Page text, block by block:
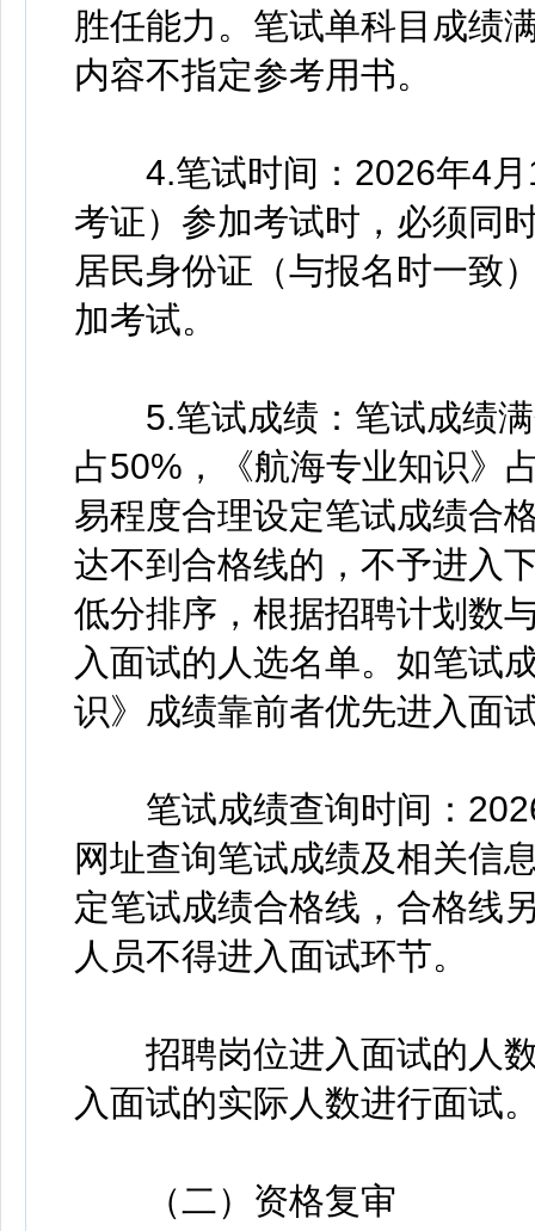
胜任能力。笔试单科目成绩
内容不指定参考用书。
4.笔试时间：2026年4月
考证）参加考试时，必须同
居民身份证（与报名时一致
加考试。
5.笔试成绩：笔试成绩满
占50%，《航海专业知识》
易程度合理设定笔试成绩合
达不到合格线的，不予进入
低分排序，根据招聘计划数
入面试的人选名单。如笔试
识》成绩靠前者优先进入面
笔试成绩查询时间：
网址查询笔试成绩及相关信
定笔试成绩合格线，合格线
人员不得进入面试环节。
招聘岗位进入面试的人数
入面试的实际人数进行面试
（二）资格复审